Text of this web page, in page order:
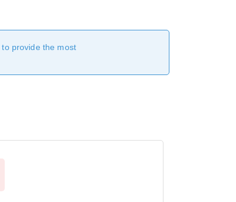
provide the most